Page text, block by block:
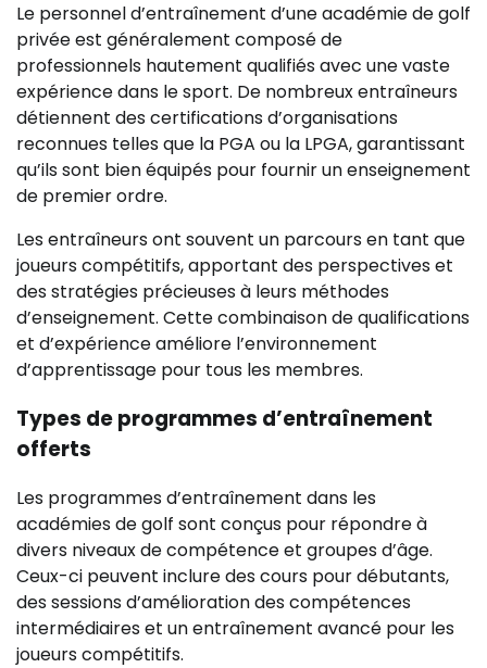
Le personnel d’entraînement d’une académie de golf
privée est généralement composé de
professionnels hautement qualifiés avec une vaste
expérience dans le sport. De nombreux entraîneurs
détiennent des certifications d’organisations
reconnues telles que la PGA ou la LPGA, garantissant
qu’ils sont bien équipés pour fournir un enseignement
de premier ordre.
Les entraîneurs ont souvent un parcours en tant que
joueurs compétitifs, apportant des perspectives et
des stratégies précieuses à leurs méthodes
d’enseignement. Cette combinaison de qualifications
et d’expérience améliore l’environnement
d’apprentissage pour tous les membres.
Types de programmes d’entraînement
offerts
Les programmes d’entraînement dans les
académies de golf sont conçus pour répondre à
divers niveaux de compétence et groupes d’âge.
Ceux-ci peuvent inclure des cours pour débutants,
des sessions d’amélioration des compétences
intermédiaires et un entraînement avancé pour les
joueurs compétitifs.